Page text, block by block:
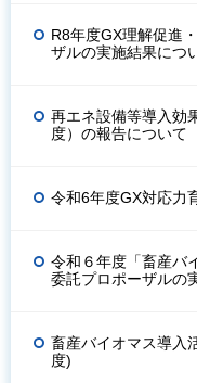
R8年度GX理解促進
ザルの実施結果につ
再エネ設備等導入効
度）の報告について
令和6年度GX対応力
令和６年度「畜産バ
委託プロポーザルの
畜産バイオマス導入
度)